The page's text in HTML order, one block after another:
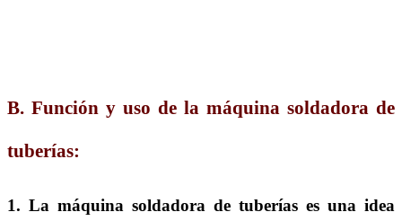
B. Función y uso de la máquina soldadora de
tuberías:
1. La máquina soldadora de tuberías es una idea